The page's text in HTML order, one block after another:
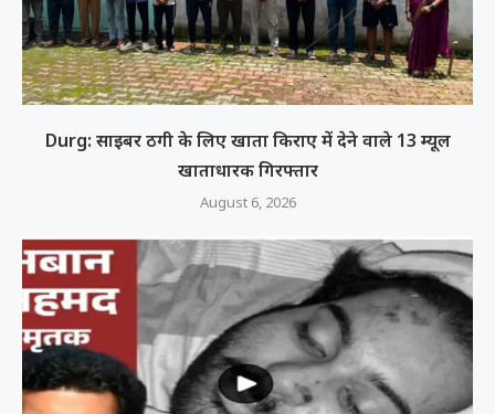
Durg: साइबर ठगी के लिए खाता किराए में देने वाले 13 म्यूल
खाताधारक गिरफ्तार
August 6, 2026